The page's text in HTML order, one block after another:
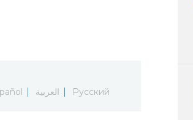
العربية Русский